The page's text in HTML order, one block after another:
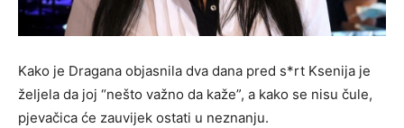
Kako je Dragana objasnila dva dana pred s*rt Ksenija je
željela da joj “nešto važno da kaže”, a kako se nisu čule,
pjevačica će zauvijek ostati u neznanju.